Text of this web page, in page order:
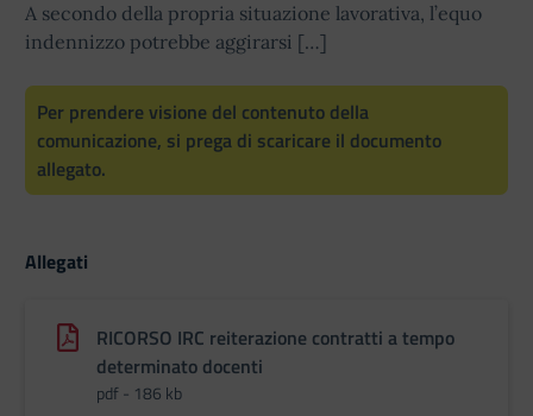
A secondo della propria situazione lavorativa, l’equo
indennizzo potrebbe aggirarsi […]
Per prendere visione del contenuto della
comunicazione, si prega di scaricare il documento
allegato.
Allegati
RICORSO IRC reiterazione contratti a tempo
determinato docenti
pdf - 186 kb